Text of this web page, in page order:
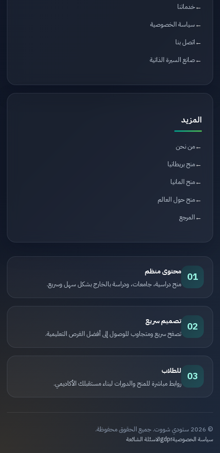
خدماتنا
سياسة الخصوصية
اتصل بنا
صانع السيرة الذاتية
المزيد
من نحن
منح بريطانيا
منح المانيا
منح حول العالم
المرجع
01 محتوى منظم
منح دراسية، جامعات، ودراسة بالخارج بشكل سهل وسريع.
02 تصميم سريع
تصفح سريع ومتجاوب للوصول إلى أفضل الفرص التعليمية.
03 للطلاب
روابط مباشرة للمنح والدورات لبناء مستقبلك الأكاديمي.
© 2026 ستودي شووت. جميع الحقوق محفوظة.
سياسة الخصوصيةgdprالاسئلة الشائعة